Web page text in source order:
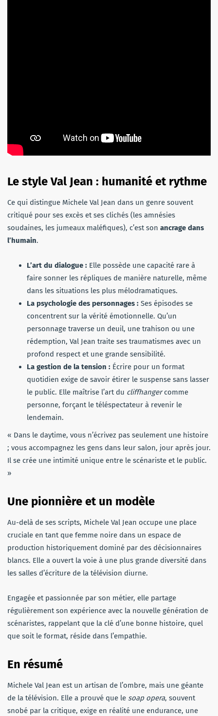
Le style Val Jean : humanité et rythme
Ce qui distingue Michele Val Jean dans un genre souvent
critiqué pour ses excès et ses clichés (les amnésies
soudaines, les jumeaux maléfiques), c’est son ancrage dans
l’humain.
L’art du dialogue : Elle possède une capacité rare à
faire sonner les répliques de manière naturelle, même
dans les situations les plus mélodramatiques.
La psychologie des personnages : Ses épisodes se
concentrent sur la vérité émotionnelle. Qu’un
personnage traverse un deuil, une trahison ou une
rédemption, Val Jean traite ses traumatismes avec un
profond respect et une grande sensibilité.
La gestion de la tension : Écrire pour un format
quotidien exige de savoir étirer le suspense sans lasser
le public. Elle maîtrise l’art du cliffhangercomme
personne, forçant le téléspectateur à revenir le
lendemain.
« Dans le daytime, vous n’écrivez pas seulement une histoire
; vous accompagnez les gens dans leur salon, jour après jour.
Il se crée une intimité unique entre le scénariste et le public.
»
Une pionnière et un modèle
Au-delà de ses scripts, Michele Val Jean occupe une place
cruciale en tant que femme noire dans un espace de
production historiquement dominé par des décisionnaires
blancs. Elle a ouvert la voie à une plus grande diversité dans
les salles d’écriture de la télévision diurne.
Engagée et passionnée par son métier, elle partage
régulièrement son expérience avec la nouvelle génération de
scénaristes, rappelant que la clé d’une bonne histoire, quel
que soit le format, réside dans l’empathie.
En résumé
Michele Val Jean est un artisan de l’ombre, mais une géante
de la télévision. Elle a prouvé que le soap opera, souvent
snobé par la critique, exige en réalité une endurance, une